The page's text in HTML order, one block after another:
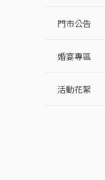
門市公告
婚宴專區
活動花絮